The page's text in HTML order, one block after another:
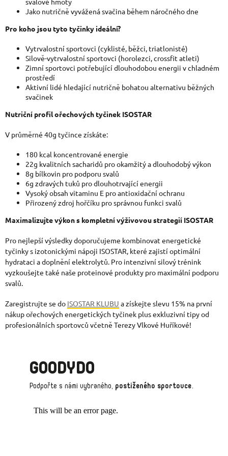
Jako nutričně vyvážená svačina během náročného dne
Pro koho jsou tyto tyčinky ideální?
Vytrvalostní sportovci (cyklisté, běžci, triatlonisté)
Silově-vytrvalostní sportovci (horolezci, crossfit atleti)
Zimní sportovci potřebující dlouhodobou energii v chladném
prostředí
Aktivní lidé hledající nutričně bohatou alternativu běžných
svačinek
Nutriční profil ořechových tyčinek ISOSTAR
V průměrné 40g tyčince získáte:
180 kcal koncentrované energie
22g kvalitních sacharidů pro okamžitý a dlouhodobý výkon
8g bílkovin pro podporu svalů
6g zdravých tuků pro dlouhotrvající energii
Vysoký obsah vitaminu E pro antioxidační ochranu
Přirozený zdroj hořčíku pro správnou funkci svalů
Maximalizujte výkon s kompletní výživovou strategií ISOSTAR
Pro nejlepší výsledky doporučujeme kombinovat energetické
tyčinky s izotonickými nápoji ISOSTAR, které zajistí optimální
hydrataci a doplnění elektrolytů. Pro intenzivní silový trénink
vyzkoušejte také naše proteinové produkty pro maximální podporu
svalů.
Zaregistrujte se do ISOSTAR KLUBU a získejte slevu 15% na první
nákup ořechových energetických tyčinek plus exkluzivní tipy od
profesionálních sportovců včetně Terezy Vlkové Huříkové!
GOODYDO
Podpořte s námi vybraného, postiženého sportovce.